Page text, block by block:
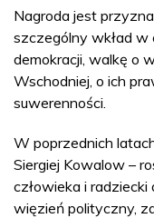
Nagroda jest
szczególny wkład w
demokracji, walkę o
Wschodniej, o ich
suwerenności.
W poprzednich
Siergiej Kowalow –
człowieka i
więzień polityczny,